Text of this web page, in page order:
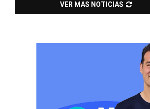
VER MAS NOTICIAS